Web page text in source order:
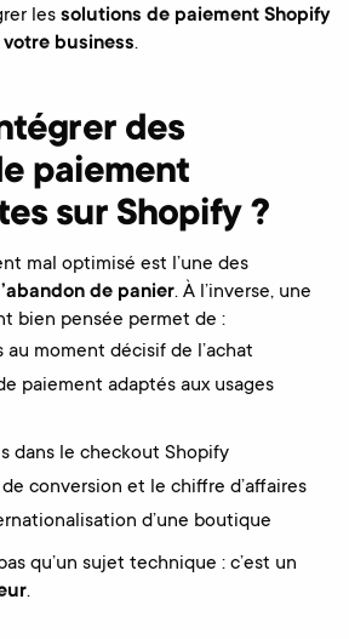
les solutions de paiement Shopify
business.
des
paiement
sur Shopify ?
mal optimisé est l’une des
de panier. À l’inverse, une
bien pensée permet de :
au moment décisif de l’achat
paiement adaptés aux usages
dans le checkout Shopify
conversion et le chiffre d’affaires
d’une boutique
qu’un sujet technique : c’est un
.